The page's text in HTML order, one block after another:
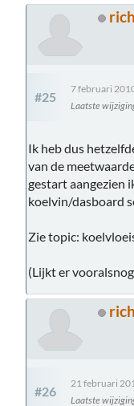
#25
7 februari
Laatste
Ik heb dus
van de
gestart aangezien
koelvin/dasboard
Zie topic:
(Lijkt er
#26
21 februari
Laatste